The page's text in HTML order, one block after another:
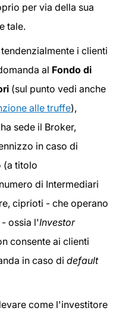
per via della sua
tale.
i clienti
al Fondo di
(sul punto vedi anche
alle truffe),
sede il Broker,
in caso di
(a titolo
di Intermediari
ciprioti - che operano
- ossia l'Investor
consente ai clienti
in caso di default
come l'investitore